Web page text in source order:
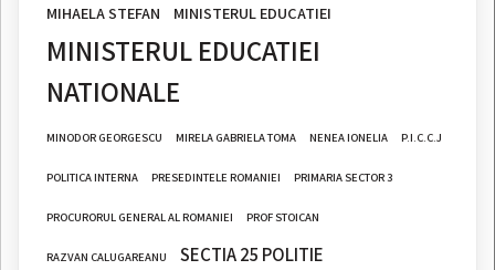
MIHAELA STEFAN MINISTERUL EDUCATIEI
MINISTERUL EDUCATIEI
NATIONALE
MINODOR GEORGESCU MIRELA GABRIELA TOMA NENEA IONELIA P.I.C.C.J
POLITICA INTERNA PRESEDINTELE ROMANIEI PRIMARIA SECTOR 3
PROCURORUL GENERAL AL ROMANIEI PROF STOICAN
RAZVAN CALUGAREANU SECTIA 25 POLITIE